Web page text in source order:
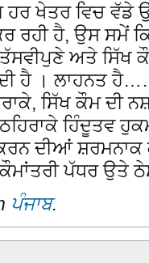
ਹਰ ਖੇਤਰ ਵਿਚ
ਰਹੀ ਹੈ, ਉਸ ਸਮੇਂ
ਅਤੇ ਸਿੱਖ
ਹੈ । ਲਾਹਨਤ
ਸਿੱਖ ਕੌਮ
ਹਿੰਦੂਤਵ
ਦੀਆਂ
ਪੱਧਰ ਉਤੇ
ਪੰਜਾਬ.